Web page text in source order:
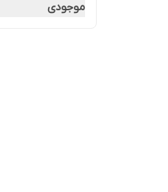
موجودی